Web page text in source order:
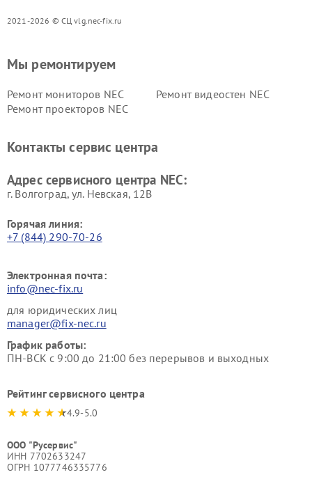
2021-2026 © СЦ vlg.nec-fix.ru
Мы ремонтируем
Ремонт мониторов NEC
Ремонт видеостен NEC
Ремонт проекторов NEC
Контакты сервис центра
Адрес сервисного центра NEC:
г. Волгоград, ул. Невская, 12В
Горячая линия:
+7 (844) 290-70-26
Электронная почта:
info@nec-fix.ru
для юридических лиц
manager@fix-nec.ru
График работы:
ПН-ВСК с 9:00 до 21:00 без перерывов и выходных
Рейтинг сервисного центра
4.9-5.0
ООО "Русервис"
ИНН 7702633247
ОГРН 1077746335776